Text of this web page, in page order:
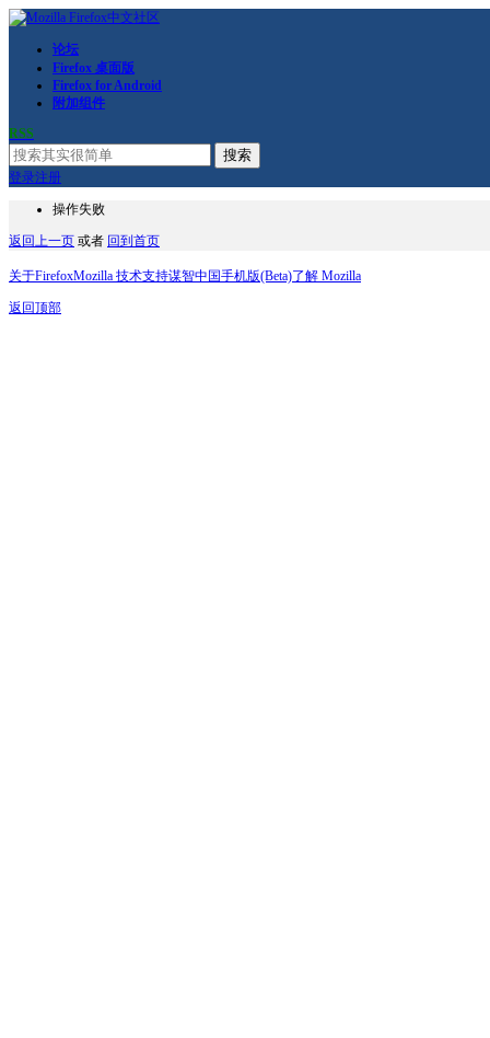
论坛
Firefox 桌面版
Firefox for Android
附加组件
RSS
搜索
登录注册
操作失败
返回上一页 或者 回到首页
关于FirefoxMozilla 技术支持谋智中国手机版(Beta)了解 Mozilla
返回顶部